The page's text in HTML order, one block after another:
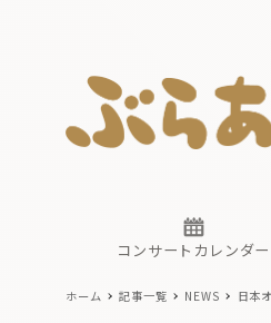
コンサートカレンダー
ホーム 記事一覧 NEWS 日本